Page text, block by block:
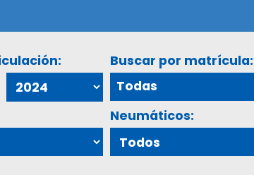
Buscar por matrícula:
Neumáticos: